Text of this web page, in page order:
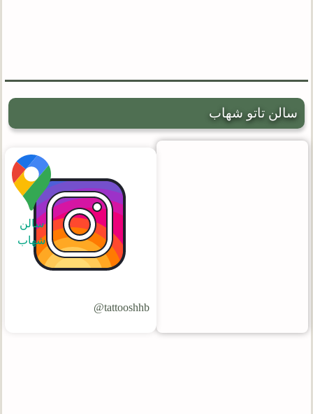
سالن تاتو شهاب
tattooshhb@
سالن
شهاب